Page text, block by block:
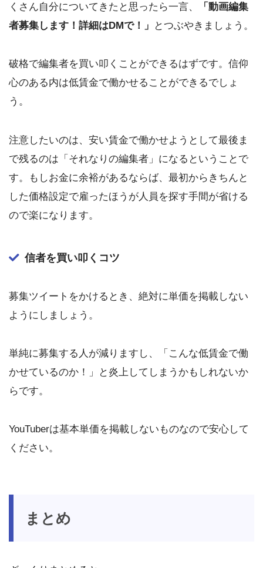
くさん自分についてきたと思ったら一言、
「動画編集
者募集します！詳細はDMで！」
とつぶやきましょう。
破格で編集者を買い叩くことができるはずです。信仰
心のある内は低賃金で働かせることができるでしょ
う。
注意したいのは、安い賃金で働かせようとして最後ま
で残るのは「それなりの編集者」になるということで
す。もしお金に余裕があるならば、最初からきちんと
した価格設定で雇ったほうが人員を探す手間が省ける
ので楽になります。
信者を買い叩くコツ
募集ツイートをかけるとき、絶対に単価を掲載しない
ようにしましょう。
単純に募集する人が減りますし、「こんな低賃金で働
かせているのか！」と炎上してしまうかもしれないか
らです。
YouTuberは基本単価を掲載しないものなので安心して
ください。
まとめ